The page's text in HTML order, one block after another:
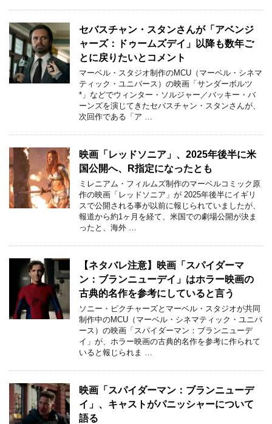
セバスチャン・スタンさんが「アベンジ
ャーズ：ドゥームズデイ」以降も数年ご
とに戻りたいとコメント
マーベル・スタジオ制作のMCU（マーベル・シネマ
ティック・ユニバース）の映画「サンダーボルツ
*」などでウィンター・ソルジャー／バッキー・バ
ーンズを演じてきたセバスチャン・スタンさんが、
次回作である「ア …
映画「レッドソニア」、2025年後半に米
国公開へ、R指定になったとも
ミレニアム・フィルムズ制作のマーベルコミック原
作の映画「レッドソニア」が 2025年後半にイギリ
スで公開される事が以前に報じられていましたが、
報道から約1ヶ月を経て、米国での劇場公開が決ま
ったと、海外 …
【ネタバレ注意】映画「スパイダーマ
ン：ブランニューデイ」はホラー映画の
古典的名作を参考にしていると言う
ソニー・ピクチャーズとマーベル・スタジオが共同
制作中のMCU（マーベル・シネマティック・ユニバ
ース）の映画「スパイダーマン：ブランニューデ
イ」が、ホラー映画の古典的名作を参考に作られて
いると報じられま …
映画「スパイダーマン：ブランニューデ
イ」、キャストがパニッシャーについて
語る